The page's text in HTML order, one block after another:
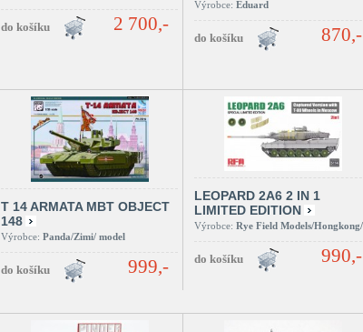
2 700,-
Výrobce: Eduard
870,-
T 14 ARMATA MBT OBJECT
148
Výrobce: Panda/Zimi/ model
999,-
LEOPARD 2A6 2 IN 1
LIMITED EDITION
Výrobce: Rye Field Models/Hongkong/
990,-